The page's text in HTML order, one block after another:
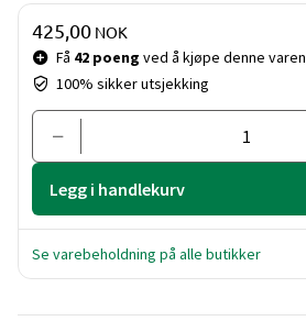
Pris og mengde
Få 42 poeng ved å kjøpe denne varen
100% sikker utsjekking
425,00 NOK
Legg i handlekurv
Se varebeholdning på alle butikker